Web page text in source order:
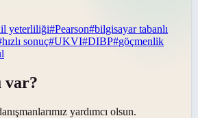
yeterliliği#Pearson#bilgisayar tabanlı
hızlı sonuç#UKVI#DIBP#göçmenlik
var?
yardımcı olsun.